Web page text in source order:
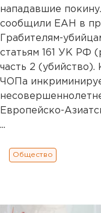
нападавшие
сообщили ЕАН в
Грабителям-
статьям 161 УК РФ
часть 2
ЧОПа
Европейско-
...
Общество